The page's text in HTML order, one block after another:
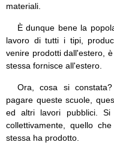
materiali.
È dunque bene la
lavoro di tutti i tipi,
venire prodotti dall'estero,
stessa fornisce all'estero.
Ora, cosa si
pagare queste scuole,
ed altri lavori pubblici. Si
collettivamente, quello
stessa ha prodotto.